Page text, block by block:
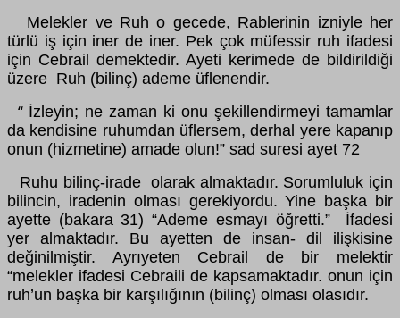
Melekler ve Ruh o gecede, Rablerinin izniyle her
türlü iş için iner de iner. Pek çok müfessir ruh ifadesi
için Cebrail demektedir. Ayeti kerimede de bildirildiği
üzere Ruh (bilinç) ademe üflenendir.
“ İzleyin; ne zaman ki onu şekillendirmeyi tamamlar
da kendisine ruhumdan üflersem, derhal yere kapanıp
onun (hizmetine) amade olun!” sad suresi ayet 72
Ruhu bilinç-irade olarak almaktadır. Sorumluluk için
bilincin, iradenin olması gerekiyordu. Yine başka bir
ayette (bakara 31) “Ademe esmayı öğretti.” İfadesi
yer almaktadır. Bu ayetten de insan- dil ilişkisine
değinilmiştir. Ayrıyeten Cebrail de bir melektir
“melekler ifadesi Cebraili de kapsamaktadır. onun için
ruh’un başka bir karşılığının (bilinç) olması olasıdır.